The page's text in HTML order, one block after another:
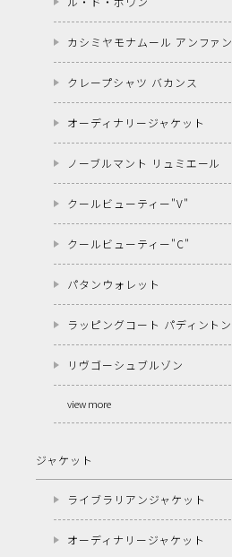
カシミヤモナムール アンファン
クレープシャツ バカンス
オーディナリージャケット
ノーブルマント リュミエール
クールビューティー"V"
クールビューティー"C"
パタンウォレット
ラッピングコート パディントン
リヴゴーシュブルゾン
view more
ジャケット
ライブラリアンジャケット
オーディナリージャケット